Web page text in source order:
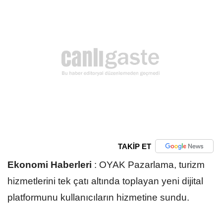
TAKİP ET
Ekonomi Haberleri : OYAK Pazarlama, turizm
hizmetlerini tek çatı altında toplayan yeni dijital
platformunu kullanıcıların hizmetine sundu.